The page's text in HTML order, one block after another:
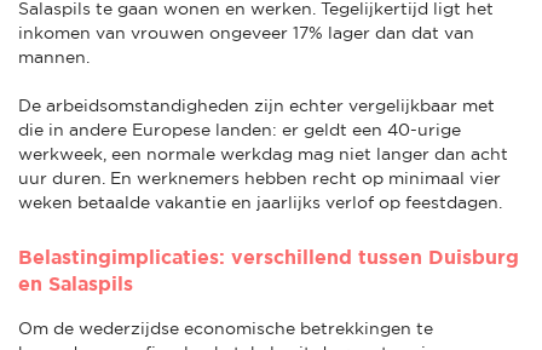
Salaspils te gaan wonen en werken. Tegelijkertijd ligt het
inkomen van vrouwen ongeveer 17% lager dan dat van
mannen.
De arbeidsomstandigheden zijn echter vergelijkbaar met
die in andere Europese landen: er geldt een 40-urige
werkweek, een normale werkdag mag niet langer dan acht
uur duren. En werknemers hebben recht op minimaal vier
weken betaalde vakantie en jaarlijks verlof op feestdagen.
Belastingimplicaties: verschillend tussen Duisburg
en Salaspils
Om de wederzijdse economische betrekkingen te